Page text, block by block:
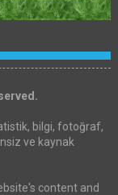
bilgi, fotoğraf,
ve kaynak
content and